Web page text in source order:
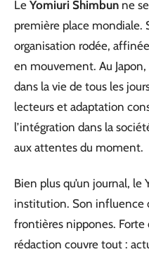
Le Yomiuri Shimbun ne
première place mondiale.
organisation rodée,
en mouvement. Au
dans la vie de tous les
lecteurs et adaptation
l’intégration dans la
aux attentes du moment.
Bien plus qu’un journal,
institution. Son influence
frontières nippones. Forte
rédaction couvre tout :